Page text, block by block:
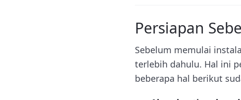
Persiapan
Sebelum memulai
terlebih dahulu. Hal ini
beberapa hal berikut